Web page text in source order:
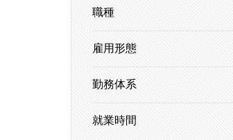
職種
雇用形態
勤務体系
就業時間